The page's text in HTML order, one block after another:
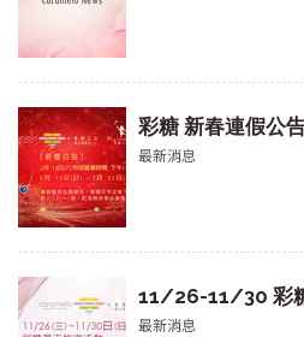
彩糖 新春連假公
最新消息
11/26-11/30 彩
最新消息